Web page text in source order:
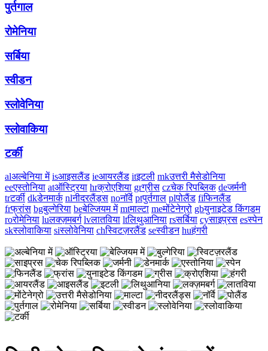
पुर्तगाल
रोमेनिया
सर्बिया
स्वीडन
स्लोवेनिया
स्लोवाकिया
टर्की
alअल्बेनिया में isआइसलैंड ieआयरलैंड itइटली mkउत्तरी मैसेडोनिया
eeएस्तोनिया atऑस्ट्रिया hrक्रोएशिया grग्रीस czचेक रिपब्लिक deजर्मनी
trटर्की dkडेनमार्क nlनीदरलैंड्स noनॉर्वे ptपुर्तगाल plपोलैंड fiफिनलैंड
frफ्रांस bgबुल्गेरिया beबेल्जियम में mtमाल्टा meमोंटेनेग्रो gbयुनाइटेड किंगडम
roरोमेनिया luलक्ज़मबर्ग lvलातविया ltलिथुआनिया rsसर्बिया cyसाइप्रस esस्पेन
skस्लोवाकिया siस्लोवेनिया chस्विटज़रलैंड seस्वीडन huहंगरी